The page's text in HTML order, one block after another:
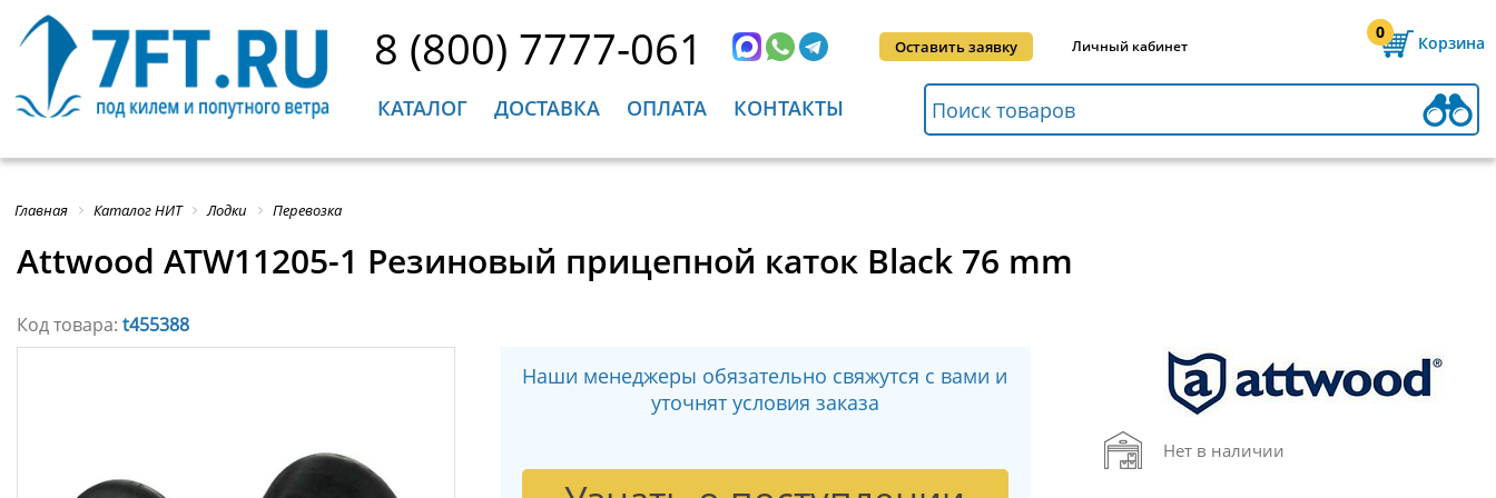
8 (800) 7777-061 Оставить заявку Личный кабинет
0
Корзина
КАТАЛОГ ДОСТАВКА ОПЛАТА КОНТАКТЫ
Главная Каталог НИТ Лодки Перевозка
Attwood ATW11205-1 Резиновый прицепной каток Black 76 mm
Код товара: t455388
Наши менеджеры обязательно свяжутся с вами и
уточнят условия заказа
Нет в наличии